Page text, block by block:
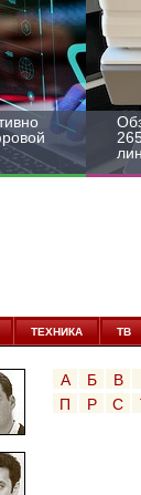
ТЕХНИКА ТВ
А Б В
П
Р С